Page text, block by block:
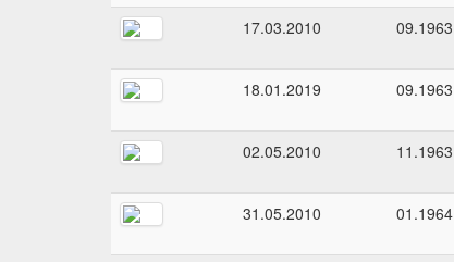
17.03.2010 09.1963
18.01.2019 09.1963
02.05.2010 11.1963
31.05.2010 01.1964